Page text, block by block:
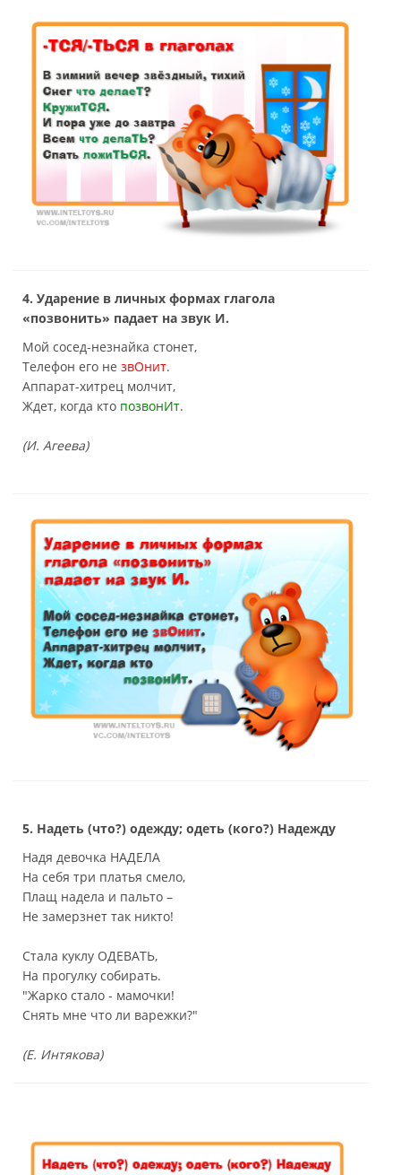
4. Ударение в личных формах глагола
«позвонить» падает на звук И.
Мой сосед-незнайка стонет,
Телефон его не звОнит.
Аппарат-хитрец молчит,
Ждет, когда кто позвонИт.
(И. Агеева)
5. Надеть (что?) одежду; одеть (кого?) Надежду
Надя девочка НАДЕЛА
На себя три платья смело,
Плащ надела и пальто –
Не замерзнет так никто!
Стала куклу ОДЕВАТЬ,
На прогулку собирать.
"Жарко стало - мамочки!
Снять мне что ли варежки?"
(Е. Интякова)